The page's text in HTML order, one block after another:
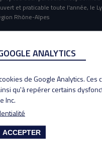
et praticable toute l'année, le
Rhône-Alpes
Copyright 2020
ANALYTICS
de Google Analytics.
qu'à repérer certains
Inc.
ACCEPTER